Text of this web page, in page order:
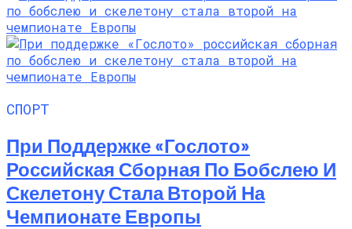
СПОРТ
При Поддержке «Гослото»
Российская Сборная По Бобслею И
Скелетону Стала Второй На
Чемпионате Европы